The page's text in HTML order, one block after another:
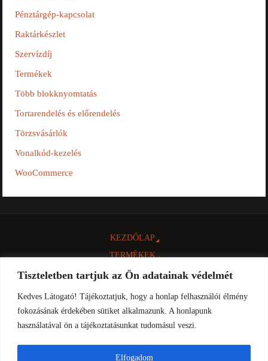
Tiszteletben tartjuk az Ön adatainak védelmét
Kedves Látogató! Tájékoztatjuk, hogy a honlap felhasználói élmény
fokozásának érdekében sütiket alkalmazunk. A honlapunk
használatával ön a tájékoztatásunkat tudomásul veszi.
Elfogadom
Pénztárgép-kapcsolat
Raktárkészlet
Szervízdíj
Termékek
Több blokknyomtatás
Tortarendelés és előrendelés
Törzsvásárlók
Vonalkód-kezelés
WooCommerce
KEZDŐLAP
TERMÉKEK
NTAK
LETÖLTÉSEK
KAPCSOLAT
© 2016 Minden jog fenntartva: Comp-Cash Bt.